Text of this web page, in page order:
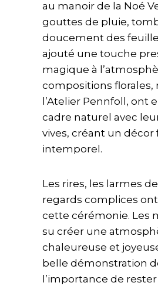
au manoir de la Noé
gouttes de pluie,
doucement des
ajouté une touche
magique à
compositions florales,
l’Atelier Pennfoll, ont
cadre naturel avec
vives, créant un
intemporel.
Les rires, les larmes
regards complices
cette cérémonie. Les
su créer une
chaleureuse et
belle démonstration
l’importance de